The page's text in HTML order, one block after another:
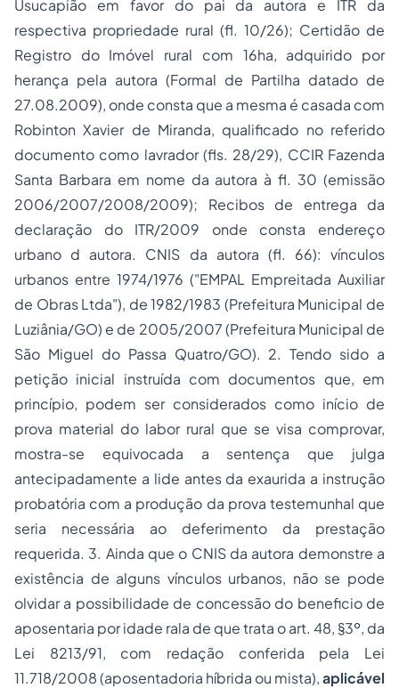
Usucapião em favor do pai da autora e ITR da
respectiva propriedade rural (fl. 10/26); Certidão de
Registro do Imóvel rural com 16ha, adquirido por
herança pela autora (Formal de Partilha datado de
27.08.2009), onde consta que a mesma é casada com
Robinton Xavier de Miranda, qualificado no referido
documento como lavrador (fls. 28/29), CCIR Fazenda
Santa Barbara em nome da autora à fl. 30 (emissão
2006/2007/2008/2009); Recibos de entrega da
declaração do ITR/2009 onde consta endereço
urbano d autora. CNIS da autora (fl. 66): vínculos
urbanos entre 1974/1976 ("EMPAL Empreitada Auxiliar
de Obras Ltda"), de 1982/1983 (Prefeitura Municipal de
Luziânia/GO) e de 2005/2007 (Prefeitura Municipal de
São Miguel do Passa Quatro/GO). 2. Tendo sido a
petição inicial instruída com documentos que, em
princípio, podem ser considerados como início de
prova material do labor rural que se visa comprovar,
mostra-se equivocada a sentença que julga
antecipadamente a lide antes da exaurida a instrução
probatória com a produção da prova testemunhal que
seria necessária ao deferimento da prestação
requerida. 3. Ainda que o CNIS da autora demonstre a
existência de alguns vínculos urbanos, não se pode
olvidar a possibilidade de concessão do beneficio de
aposentaria por idade rala de que trata o art. 48, §3º, da
Lei 8213/91, com redação conferida pela Lei
11.718/2008 (aposentadoria híbrida ou mista),aplicável